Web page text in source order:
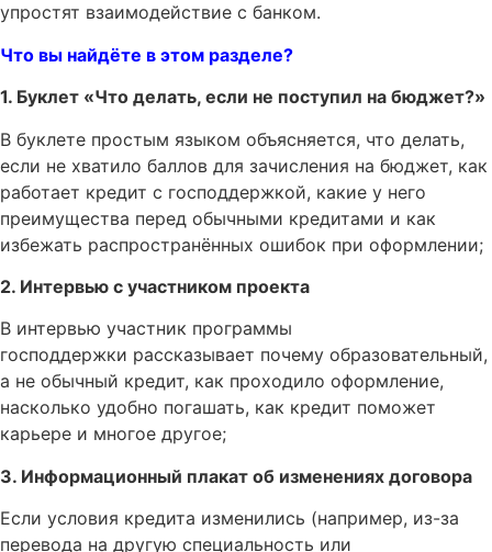
упростят взаимодействие с банком.
Что вы найдёте в этом разделе?
1. Буклет «Что делать, если не поступил на бюджет?»
В буклете простым языком объясняется, что делать,
если не хватило баллов для зачисления на бюджет, как
работает кредит с господдержкой, какие у него
преимущества перед обычными кредитами и как
избежать распространённых ошибок при оформлении;
2. Интервью с участником проекта
В интервью участник программы
господдержки рассказывает почему образовательный,
а не обычный кредит, как проходило оформление,
насколько удобно погашать, как кредит поможет
карьере и многое другое;
3. Информационный плакат об изменениях договора
Если условия кредита изменились (например, из-за
перевода на другую специальность или